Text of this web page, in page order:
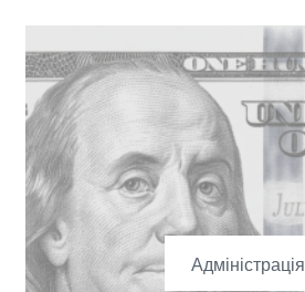
Адміністрація